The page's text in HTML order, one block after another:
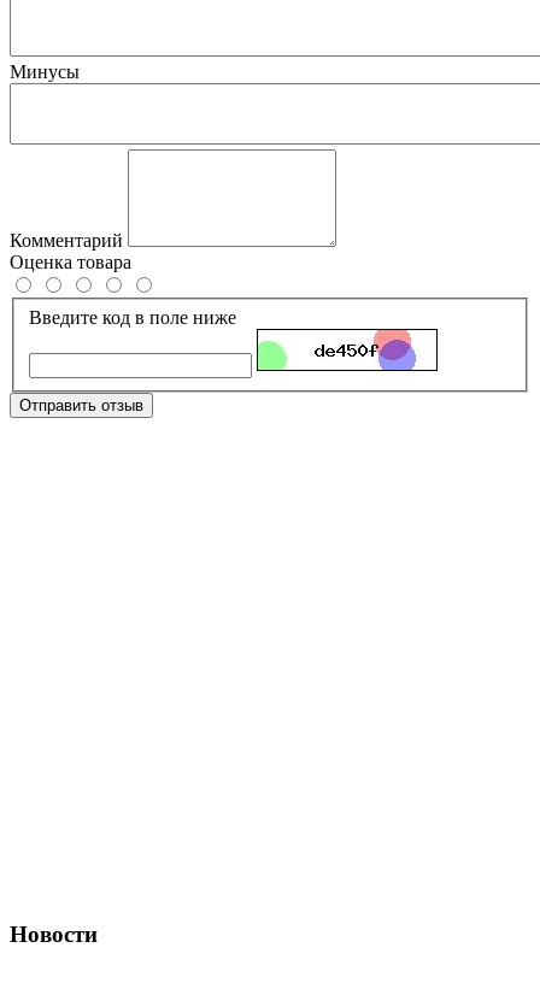
Минусы
Комментарий
Оценка товара
Введите код в поле ниже
Отправить отзыв
Новости